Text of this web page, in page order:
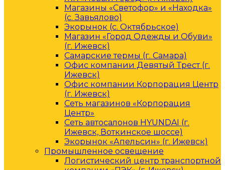
Магазины «Светофор» и «Находка»
(с. Завьялово)
Экорынок (с. Октябрьское)
Магазин «Город Одежды и Обуви»
(г. Ижевск)
Самарские термы (г. Самара)
Офис компании Девятый Трест (г.
Ижевск)
Офис компании Корпорация Центр
(г. Ижевск)
Сеть магазинов «Корпорация
Центр»
Сеть автосалонов HYUNDAI (г.
Ижевск, Воткинское шоссе)
Экорынок «Апельсин» (г. Ижевск)
Промышленное освещение
Логистический центр транспортной